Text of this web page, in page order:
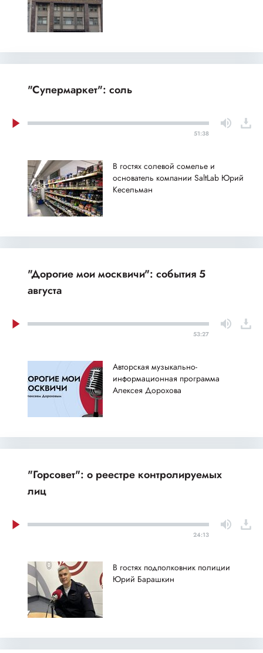
"Супермаркет": соль
51:38
В гостях солевой сомелье и
основатель компании SaltLab Юрий
Кесельман
"Дорогие мои москвичи": события 5
августа
53:27
Авторская музыкально-
информационная программа
Алексея Дорохова
"Горсовет": о реестре контролируемых
лиц
24:13
В гостях подполковник полиции
Юрий Барашкин